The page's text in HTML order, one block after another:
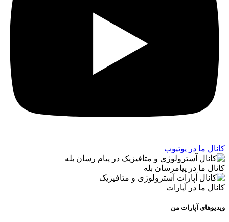
کانال ما در یوتیوب
کانال ما در پیامرسان بله
کانال ما در آپارات
ویدیوهای آپارات من